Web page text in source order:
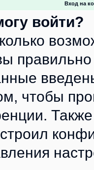
Вход на
войти?
чтобы